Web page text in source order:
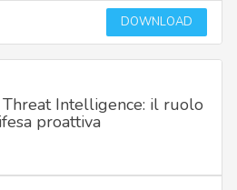
DOWNLOAD
Intelligence: il ruolo
proattiva